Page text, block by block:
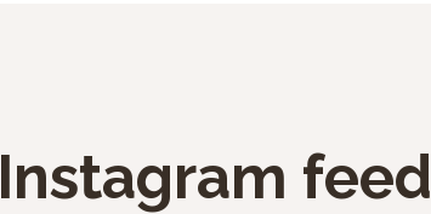
Instagram feed